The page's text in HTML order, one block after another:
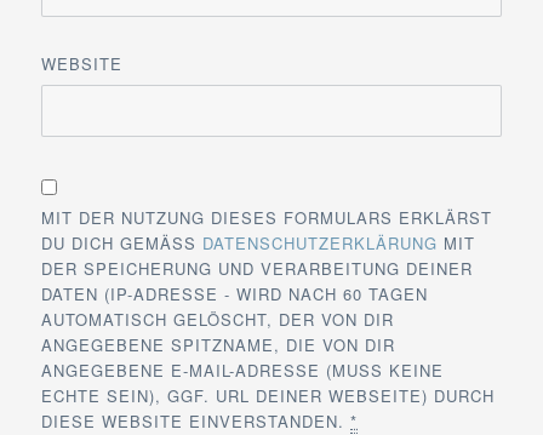
WEBSITE
MIT DER NUTZUNG DIESES FORMULARS ERKLÄRST
DU DICH GEMÄSS DATENSCHUTZERKLÄRUNG MIT
DER SPEICHERUNG UND VERARBEITUNG DEINER
DATEN (IP-ADRESSE - WIRD NACH 60 TAGEN
AUTOMATISCH GELÖSCHT, DER VON DIR
ANGEGEBENE SPITZNAME, DIE VON DIR
ANGEGEBENE E-MAIL-ADRESSE (MUSS KEINE
ECHTE SEIN), GGF. URL DEINER WEBSEITE) DURCH
DIESE WEBSITE EINVERSTANDEN.*